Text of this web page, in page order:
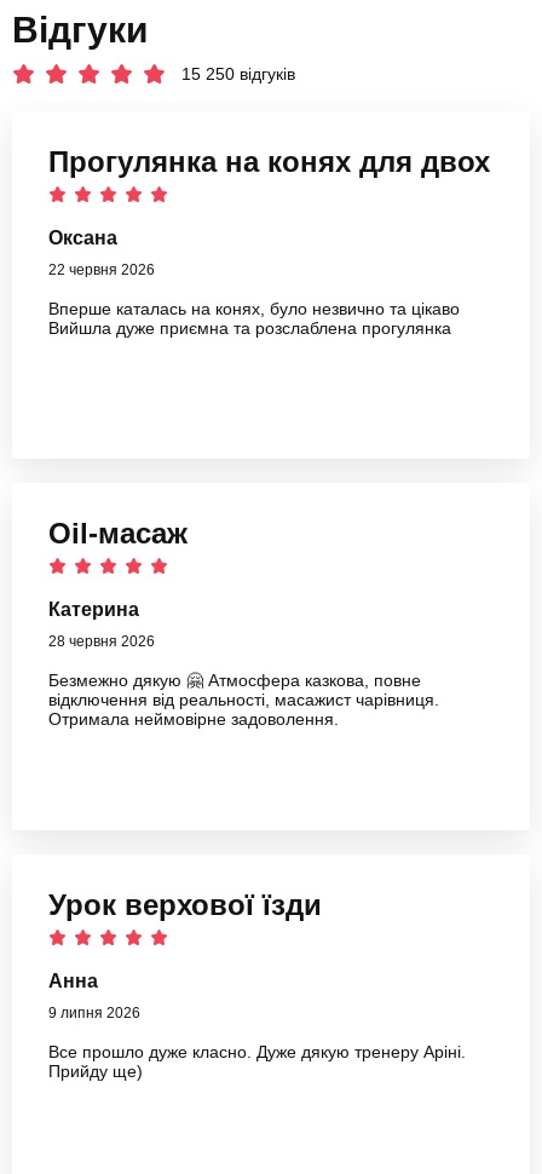
Відгуки
15 250 відгуків
Прогулянка на конях для двох
Оксана
22 червня 2026
Вперше каталась на конях, було незвично та цікаво
Вийшла дуже приємна та розслаблена прогулянка
Oil-масаж
Катерина
28 червня 2026
Безмежно дякую 🤗 Атмосфера казкова, повне
відключення від реальності, масажист чарівниця.
Отримала неймовірне задоволення.
Урок верхової їзди
Анна
9 липня 2026
Все прошло дуже класно. Дуже дякую тренеру Аріні.
Прийду ще)